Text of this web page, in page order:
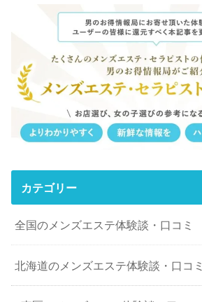
カテゴリー
全国のメンズエステ体験談・口コミ
北海道のメンズエステ体験談・口コミ